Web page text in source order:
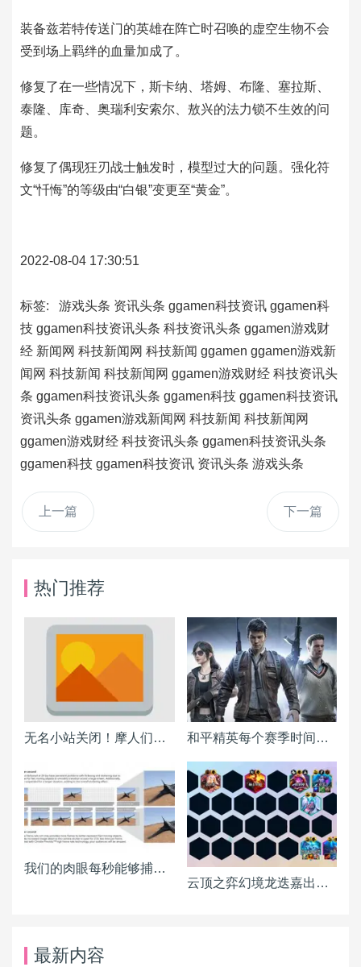
装备兹若特传送门的英雄在阵亡时召唤的虚空生物不会
受到场上羁绊的血量加成了。
修复了在一些情况下，斯卡纳、塔姆、布隆、塞拉斯、
泰隆、库奇、奥瑞利安索尔、敖兴的法力锁不生效的问
题。
修复了偶现狂刃战士触发时，模型过大的问题。强化符
文“忏悔”的等级由“白银”变更至“黄金”。
2022-08-04 17:30:51
标签: 游戏头条 资讯头条 ggamen科技资讯 ggamen科
技 ggamen科技资讯头条 科技资讯头条 ggamen游戏财
经 新闻网 科技新闻网 科技新闻 ggamen ggamen游戏新
闻网 科技新闻 科技新闻网 ggamen游戏财经 科技资讯头
条 ggamen科技资讯头条 ggamen科技 ggamen科技资讯
资讯头条 ggamen游戏新闻网 科技新闻 科技新闻网
ggamen游戏财经 科技资讯头条 ggamen科技资讯头条
ggamen科技 ggamen科技资讯 资讯头条 游戏头条
上一篇 下一篇
热门推荐
无名小站关闭！摩人们该搬到何处？各BLOG平台详细分析报告 和平精英每个赛季时间表一览
我们的肉眼每秒能够捕捉多少画面？
云顶之弈幻境龙迭嘉出装 迭嘉主C阵容搭配推荐
最新内容